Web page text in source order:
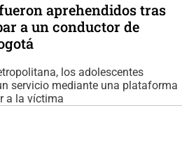
aprehendidos tras
a un conductor de
los adolescentes
servicio mediante una plataforma
a la víctima